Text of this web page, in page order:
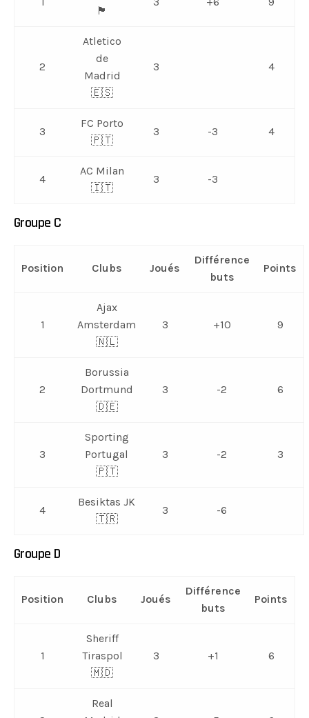
🏴󠁧󠁢󠁥󠁮󠁧󠁿
2
Atletico
de
Madrid
🇪🇸
3 4
3
FC Porto
🇵🇹
3 -3 4
4
AC Milan
🇮🇹
3 -3
Groupe C
Position Clubs Joués
Différence
buts
Points
1
Ajax
Amsterdam
🇳🇱
3 +10 9
2
Borussia
Dortmund
🇩🇪
3 -2 6
3
Sporting
Portugal
🇵🇹
3 -2 3
4
Besiktas JK
🇹🇷
3 -6
Groupe D
Position Clubs Joués
Différence
buts
Points
1
Sheriff
Tiraspol
🇲🇩
3 +1 6
Real